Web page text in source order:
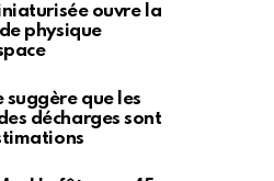
ouvre la
physique
suggère que les
décharges sont